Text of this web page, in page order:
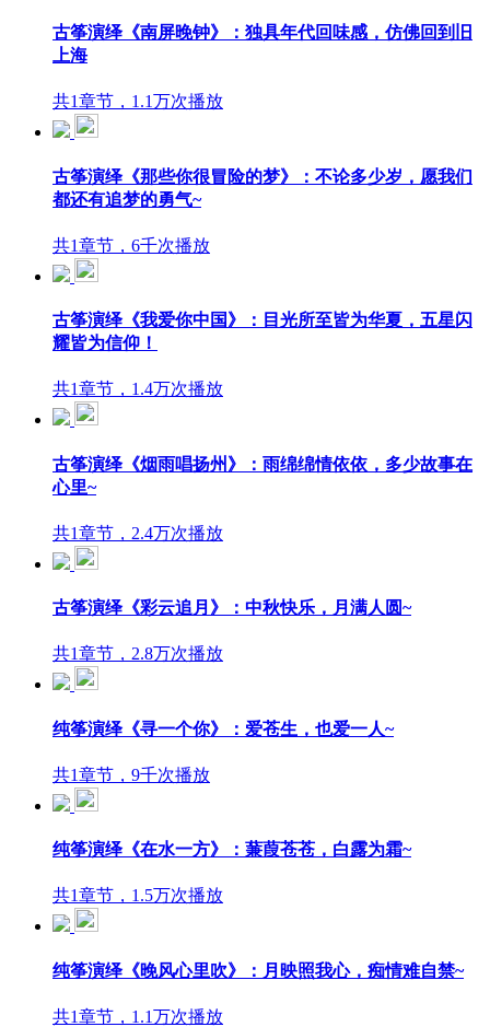
古筝演绎《南屏晚钟》：独具年代回味感，仿佛回到旧
上海
共1章节，1.1万次播放
古筝演绎《那些你很冒险的梦》：不论多少岁，愿我们
都还有追梦的勇气~
共1章节，6千次播放
古筝演绎《我爱你中国》：目光所至皆为华夏，五星闪
耀皆为信仰！
共1章节，1.4万次播放
古筝演绎《烟雨唱扬州》：雨绵绵情依依，多少故事在
心里~
共1章节，2.4万次播放
古筝演绎《彩云追月》：中秋快乐，月满人圆~
共1章节，2.8万次播放
纯筝演绎《寻一个你》：爱苍生，也爱一人~
共1章节，9千次播放
纯筝演绎《在水一方》：蒹葭苍苍，白露为霜~
共1章节，1.5万次播放
纯筝演绎《晚风心里吹》：月映照我心，痴情难自禁~
共1章节，1.1万次播放